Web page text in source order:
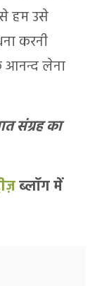
हम उसे
करनी
लेना
संग्रह का
ब्लॉग में